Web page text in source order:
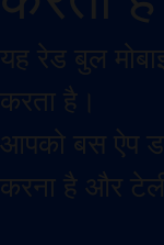
यह रेड बुल
करता है।
आपको बस ऐप
करना है और